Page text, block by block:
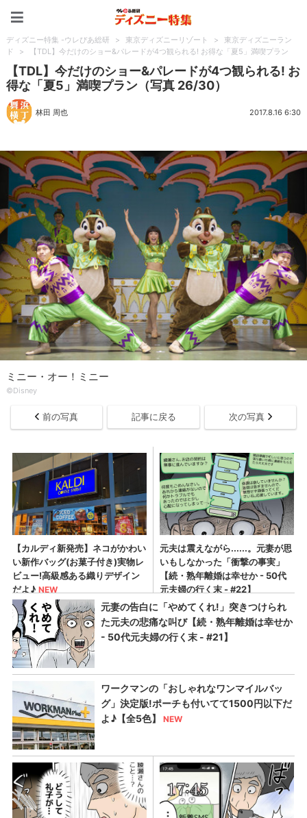
ディズニー特集 -ウレぴあ総研 > 東京ディズニーリゾート >
東京ディズニーラン
ド
> 【TDL】今だけのショー&パレードが4つ観られる! お得な「夏5」満喫プラン
【TDL】今だけのショー&パレードが4つ観られる! お
得な「夏5」満喫プラン（写真 26/30）
林田 周也 2017.8.16 6:30
ミニー・オー！ミニー
©︎Disney
前の写真 記事に戻る 次の写真